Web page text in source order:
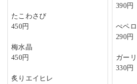
たこわさび
450円
梅水晶
450円
炙りエイヒレ
390円
ぺペ
290円
ガー
330円